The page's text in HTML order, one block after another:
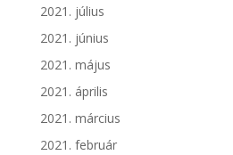
2021. július
2021. június
2021. május
2021. április
2021. március
2021. február